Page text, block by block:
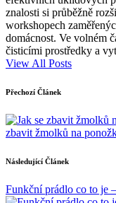
znalosti si průběžně
workshopech
domácnost. Ve volném
čisticími prostředky a
View All Posts
Post
navigation
Přechozí Článek
zbavit žmolků na
Následující Článek
Funkční prádlo co to je